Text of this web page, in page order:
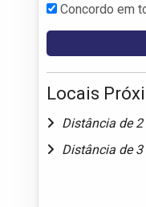
Concordo em
Locais
Distância de
Distância de